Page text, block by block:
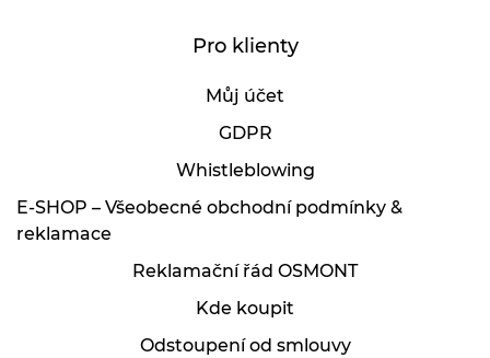
Pro klienty
Můj účet
GDPR
Whistleblowing
E-SHOP – Všeobecné obchodní podmínky &
reklamace
Reklamační řád OSMONT
Kde koupit
Odstoupení od smlouvy